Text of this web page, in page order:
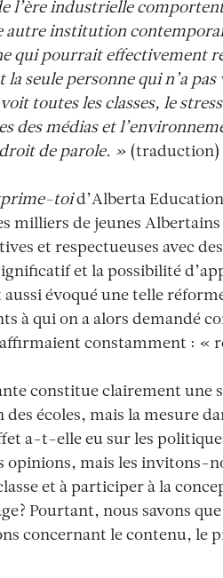
l’ère industrielle
autre institution
qui pourrait effectivement
la seule personne qui n’a
toutes les classes, le
des médias et
de parole. » (traduction)
toid’Alberta
milliers de jeunes
et respectueuses avec
et la possibilité
aussi évoqué une telle
à qui on a alors demandé
constamment : «
constitue clairement une
des écoles, mais la mesure
a-t-elle eu sur les
opinions, mais les invitons-
et à participer à la
Pourtant, nous savons
concernant le contenu, le